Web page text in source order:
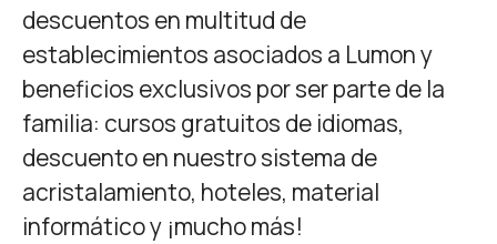
descuentos en multitud de
establecimientos asociados a Lumon y
beneficios exclusivos por ser parte de la
familia: cursos gratuitos de idiomas,
descuento en nuestro sistema de
acristalamiento, hoteles, material
informático y ¡mucho más!